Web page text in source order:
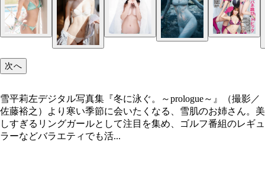
次へ
雪平莉左デジタル写真集『冬に泳ぐ。～prologue～』（撮影／
佐藤裕之）より寒い季節に会いたくなる、雪肌のお姉さん。美
しすぎるリングガールとして注目を集め、ゴルフ番組のレギュ
ラーなどバラエティでも活...